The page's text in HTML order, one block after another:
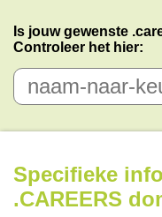
Is jouw gewenste
Controleer het hier:
Specifieke
.CAREERS